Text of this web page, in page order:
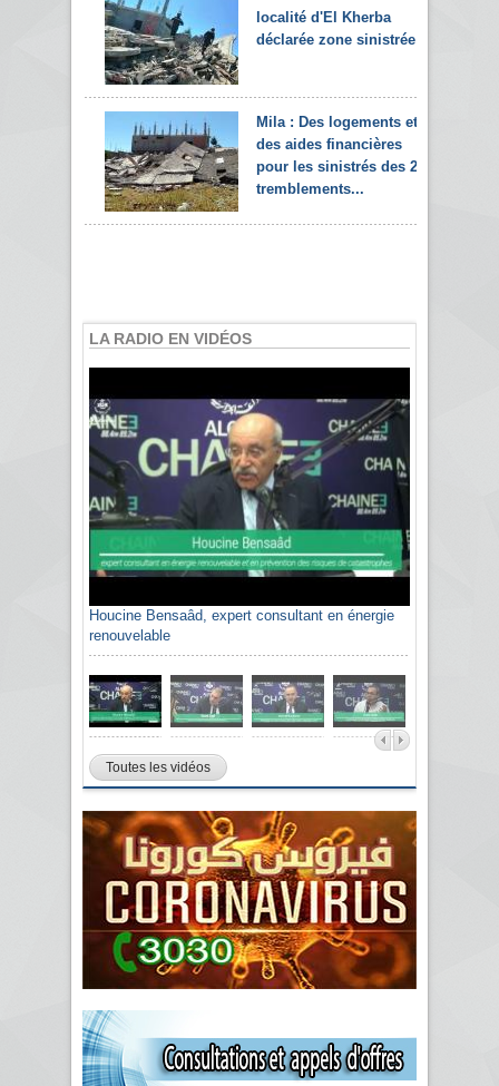
localité d'El Kherba
déclarée zone sinistrée
Mila : Des logements et
des aides financières
pour les sinistrés des 2
tremblements...
LA RADIO EN VIDÉOS
Houcine Bensaâd, expert consultant en énergie
renouvelable
Toutes les vidéos